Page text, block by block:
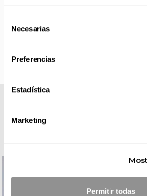
Necesarias
Preferencias
Estadística
Marketing
Permitir todas
reanudan las personalizaciones por
COMPLETA TU